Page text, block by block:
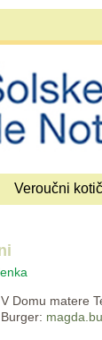
Veroučni
V Domu matere
Burger: